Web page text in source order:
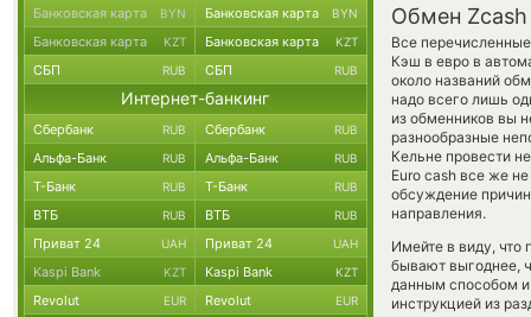
Обмен Zcash
Все
Кэш в евро в
около названий
надо всего лишь
из обменников вы
разнообразные
Кельне провести
Euro cash все же
обсуждение
направления.
Имейте в виду, что
бывают выгоднее,
данным способом и
инструкцией из
Банковская карта BYN Банковская карта BYN
Банковская карта KZT Банковская карта KZT
СБП RUB СБП RUB
Интернет-банкинг
Сбербанк RUB Сбербанк RUB
Альфа-Банк RUB Альфа-Банк RUB
Т-Банк RUB Т-Банк RUB
ВТБ RUB ВТБ RUB
Приват 24 UAH Приват 24 UAH
Kaspi Bank KZT Kaspi Bank KZT
Revolut EUR Revolut EUR